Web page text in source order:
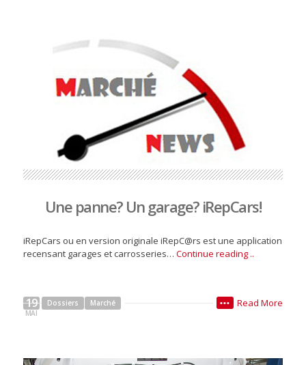
Une panne? Un garage? iRepCars!
iRepCars ou en version originale iRepC@rs est une application
recensant garages et carrosseries… Continue reading ..
19
MAI
Dossiers Marché Read More
•••